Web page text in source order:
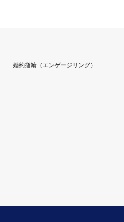
婚約指輪（エンゲージリング）